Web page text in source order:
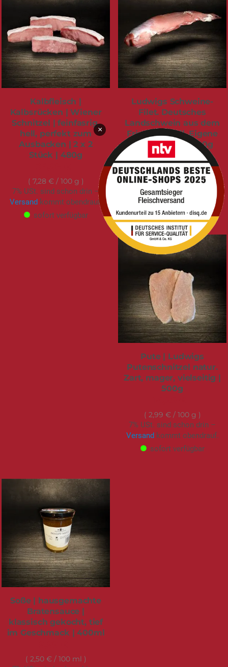
Kalbfleisch |
Kalbsrücken | Wiener
Schnitzel | feinfasrig,
hell, perfekt zum
Ausbacken | 2 x 2
Stück | 480g
7,28 €/ 100 g
7% USt. sind schon drin –
Versand kommt obendrauf.
sofort verfügbar
Ludwigs Schweine-
Filet. Deutsches
Landschwein aus dem
Frischluftstall. Eigene
Schlachtung | 500g
14,95 €
2,99 € / 100 g
7% USt. sind schon drin –
Versandkommt obendrauf.
sofort verfügbar
Pute | Ludwigs
Putenschnitzel natur.
Zart, mager, vielseitig |
500g
2,99 €/ 100 g
7% USt. sind schon drin –
Versand kommt obendrauf.
sofort verfügbar
Soße | hausgemachte
Bratensauce |
klassisch gekocht, tief
im Geschmack | 400ml
2,50 €/ 100 ml
×